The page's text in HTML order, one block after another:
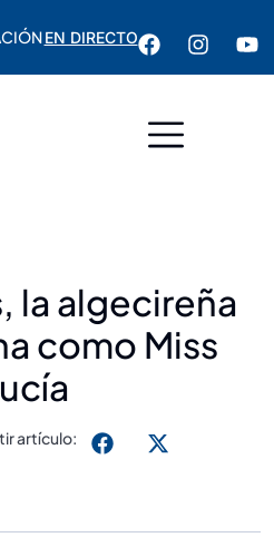
EN DIRECTO
la algecireña
como Miss
artículo: